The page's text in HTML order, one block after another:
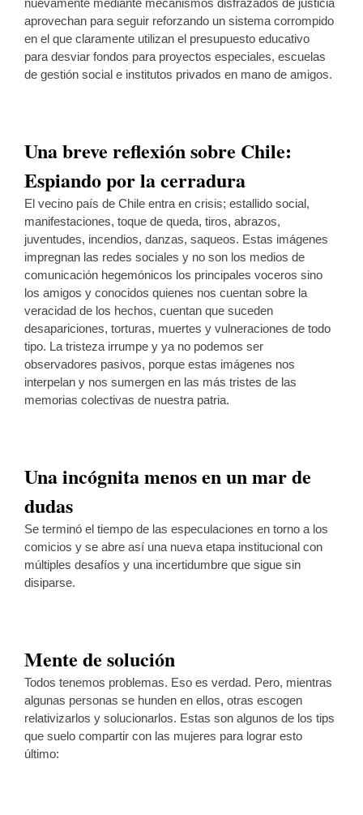
nuevamente mediante mecanismos disfrazados de justicia
aprovechan para seguir reforzando un sistema corrompido
en el que claramente utilizan el presupuesto educativo
para desviar fondos para proyectos especiales, escuelas
de gestión social e institutos privados en mano de amigos.
Una breve reflexión sobre Chile:
Espiando por la cerradura
El vecino país de Chile entra en crisis; estallido social,
manifestaciones, toque de queda, tiros, abrazos,
juventudes, incendios, danzas, saqueos. Estas imágenes
impregnan las redes sociales y no son los medios de
comunicación hegemónicos los principales voceros sino
los amigos y conocidos quienes nos cuentan sobre la
veracidad de los hechos, cuentan que suceden
desapariciones, torturas, muertes y vulneraciones de todo
tipo. La tristeza irrumpe y ya no podemos ser
observadores pasivos, porque estas imágenes nos
interpelan y nos sumergen en las más tristes de las
memorias colectivas de nuestra patria.
Una incógnita menos en un mar de
dudas
Se terminó el tiempo de las especulaciones en torno a los
comicios y se abre así una nueva etapa institucional con
múltiples desafíos y una incertidumbre que sigue sin
disiparse.
Mente de solución
Todos tenemos problemas. Eso es verdad. Pero, mientras
algunas personas se hunden en ellos, otras escogen
relativizarlos y solucionarlos. Estas son algunos de los tips
que suelo compartir con las mujeres para lograr esto
último: